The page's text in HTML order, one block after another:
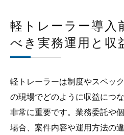
軽トレーラー導入
べき実務運用と収
軽トレーラーは制度やスペッ
の現場でどのように収益につ
非常に重要です。業務委託や
場合、案件内容や運用方法の